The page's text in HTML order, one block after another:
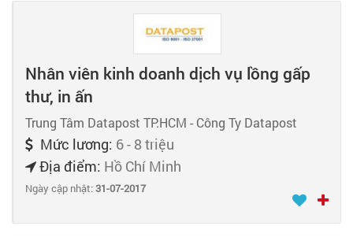
Nhân viên kinh doanh dịch vụ lồng gấp
thư, in ấn
Trung Tâm Datapost TP.HCM - Công Ty Datapost
Mức lương: 6 - 8 triệu
Địa điểm: Hồ Chí Minh
Ngày cập nhật:31-07-2017